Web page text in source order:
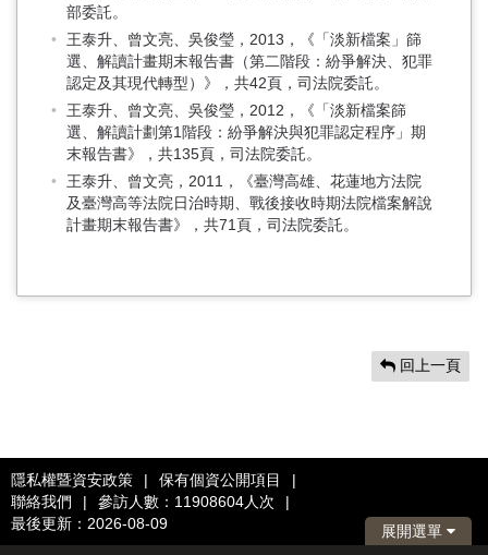
部委託。
王泰升、曾文亮、吳俊瑩，2013，《「淡新檔案」篩
選、解讀計畫期末報告書（第二階段：紛爭解決、犯罪
認定及其現代轉型）》，共42頁，司法院委託。
王泰升、曾文亮、吳俊瑩，2012，《「淡新檔案篩
選、解讀計劃第1階段：紛爭解決與犯罪認定程序」期
末報告書》，共135頁，司法院委託。
王泰升、曾文亮，2011，《臺灣高雄、花蓮地方法院
及臺灣高等法院日治時期、戰後接收時期法院檔案解說
計畫期末報告書》，共71頁，司法院委託。
回上一頁
隱私權暨資安政策 | 保有個資公開項目
|
聯絡我們
| 參訪人數：11908604人次
|
最後更新：2026-08-09
展開選單